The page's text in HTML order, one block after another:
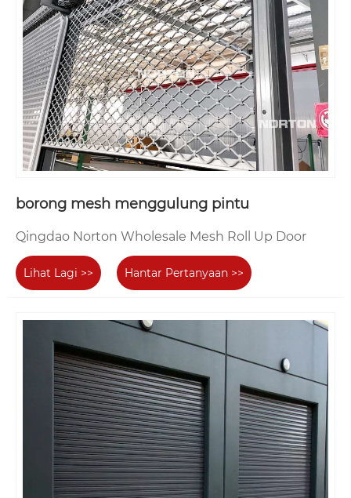
borong mesh menggulung pintu
Qingdao Norton Wholesale Mesh Roll Up Door
Lihat Lagi >> Hantar Pertanyaan >>